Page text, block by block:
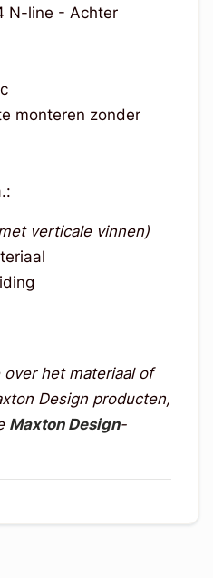
N-line - Achter
monteren zonder
verticale vinnen)
het materiaal of
Design producten,
Maxton Design-